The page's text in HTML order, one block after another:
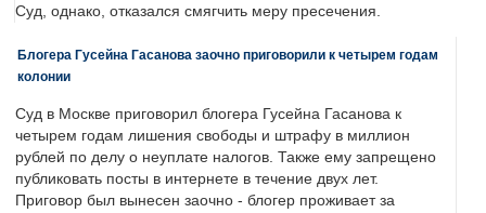
Суд, однако, отказался смягчить меру пресечения.
Блогера Гусейна Гасанова заочно приговорили к четырем годам
колонии
Суд в Москве приговорил блогера Гусейна Гасанова к
четырем годам лишения свободы и штрафу в миллион
рублей по делу о неуплате налогов. Также ему запрещено
публиковать посты в интернете в течение двух лет.
Приговор был вынесен заочно - блогер проживает за